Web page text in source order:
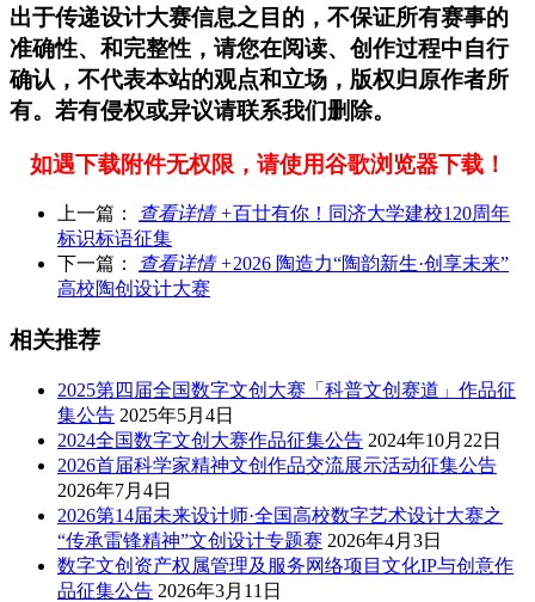
出于传递设计大赛信息之目的，不保证所有赛事的
准确性、和完整性，请您在阅读、创作过程中自行
确认，不代表本站的观点和立场，版权归原作者所
有。若有侵权或异议请联系我们删除。
如遇下载附件无权限，请使用谷歌浏览器下载！
上一篇： 查看详情 +百廿有你！同济大学建校120周年
标识标语征集
下一篇：
查看详情 +2026 陶造力“陶韵新生·创享未来”
高校陶创设计大赛
相关推荐
2025第四届全国数字文创大赛「科普文创赛道」作品征
集公告 2025年5月4日
2024全国数字文创大赛作品征集公告 2024年10月22日
2026首届科学家精神文创作品交流展示活动征集公告
2026年7月4日
2026第14届未来设计师·全国高校数字艺术设计大赛之
“传承雷锋精神”文创设计专题赛 2026年4月3日
数字文创资产权属管理及服务网络项目文化IP与创意作
品征集公告 2026年3月11日